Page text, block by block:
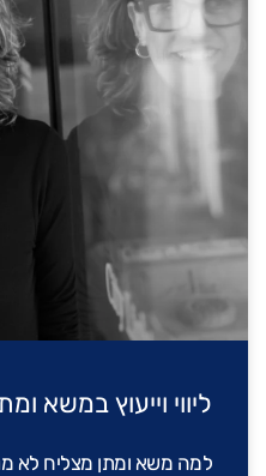
ליווי וייעוץ במשא
למה משא ומתן מצליח לא